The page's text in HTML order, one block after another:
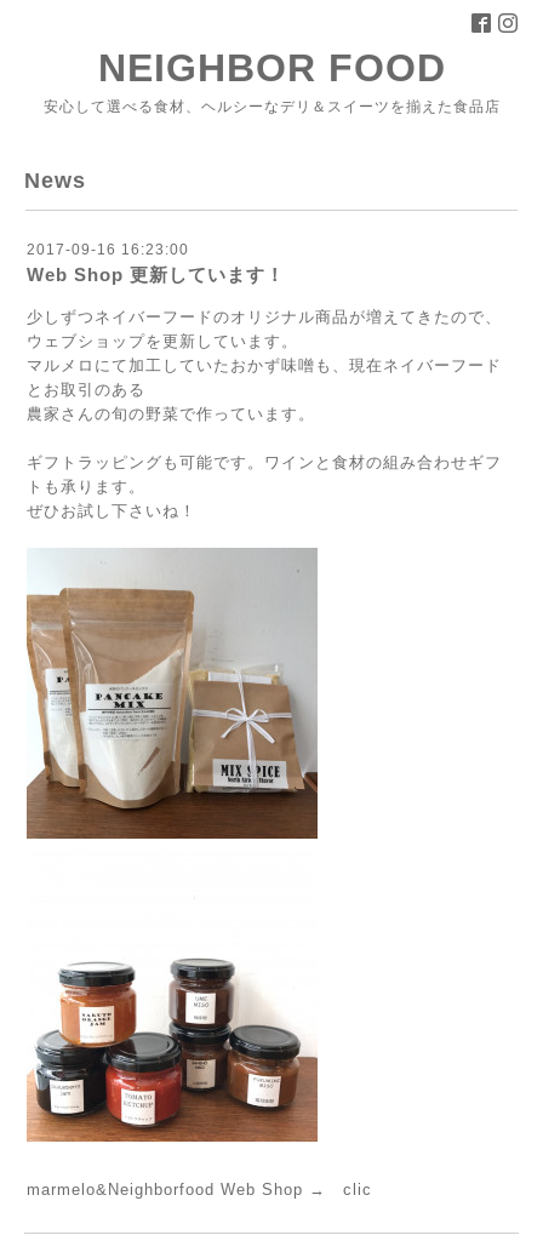
NEIGHBOR FOOD
安心して選べる食材、ヘルシーなデリ＆スイーツを揃えた食品店
News
2017-09-16 16:23:00
Web Shop 更新しています！
少しずつネイバーフードのオリジナル商品が増えてきたので、
ウェブショップを更新しています。
マルメロにて加工していたおかず味噌も、現在ネイバーフード
とお取引のある
農家さんの旬の野菜で作っています。
ギフトラッピングも可能です。ワインと食材の組み合わせギフ
トも承ります。
ぜひお試し下さいね！
marmelo&Neighborfood Web Shop → clic